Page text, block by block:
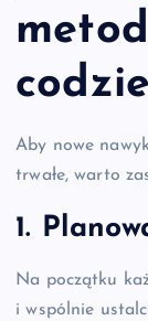
Aby nowe
trwałe, warto
1.
Na początku
i wspólnie